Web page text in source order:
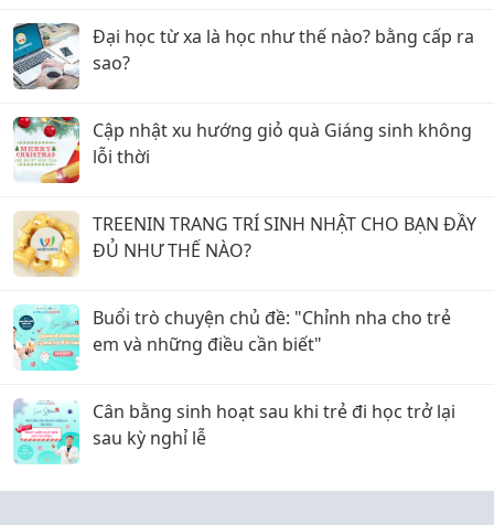
Đại học từ xa là học như thế nào? bằng cấp ra
sao?
Cập nhật xu hướng giỏ quà Giáng sinh không
lỗi thời
TREENIN TRANG TRÍ SINH NHẬT CHO BẠN ĐẦY
ĐỦ NHƯ THẾ NÀO?
Buổi trò chuyện chủ đề: "Chỉnh nha cho trẻ
em và những điều cần biết"
Cân bằng sinh hoạt sau khi trẻ đi học trở lại
sau kỳ nghỉ lễ